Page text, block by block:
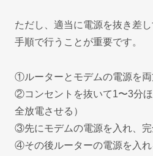
ただし、適当に電源を抜き差
手順で行うことが重要です。
①ルーターとモデムの電源を両
②コンセントを抜いて1〜3分
全放電させる）
③先にモデムの電源を入れ、
④その後ルーターの電源を入れ